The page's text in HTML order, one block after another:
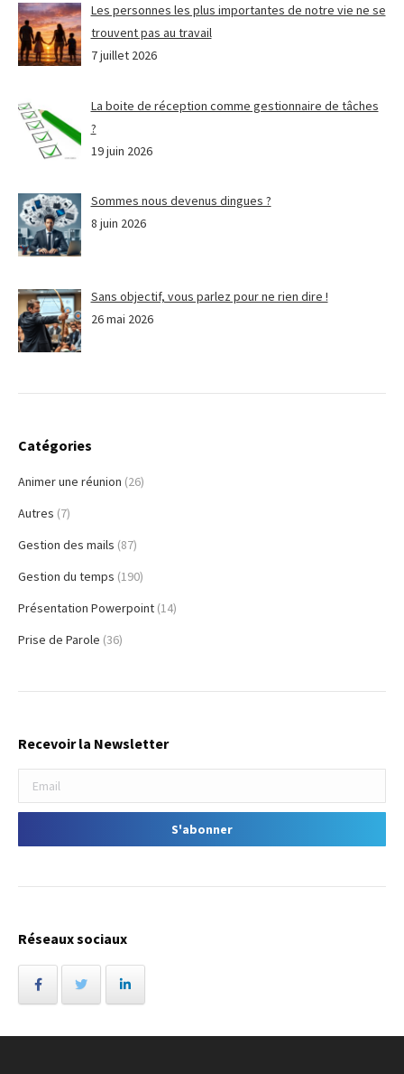
Les personnes les plus importantes de notre vie ne se
trouvent pas au travail
7 juillet 2026
La boite de réception comme gestionnaire de tâches
?
19 juin 2026
Sommes nous devenus dingues ?
8 juin 2026
Sans objectif, vous parlez pour ne rien dire !
26 mai 2026
Catégories
Animer une réunion (26)
Autres (7)
Gestion des mails (87)
Gestion du temps (190)
Présentation Powerpoint (14)
Prise de Parole (36)
Recevoir la Newsletter
Réseaux sociaux